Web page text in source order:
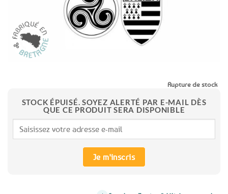
Rupture de stock
STOCK ÉPUISÉ. SOYEZ ALERTÉ PAR E-MAIL DÈS
QUE CE PRODUIT SERA DISPONIBLE
Je m'inscris